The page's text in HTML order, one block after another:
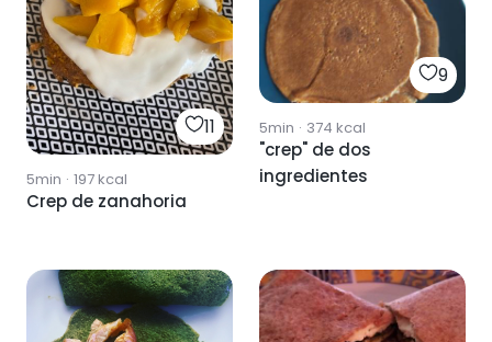
11
5min · 197kcal
Crep de zanahoria
9
5min · 374 kcal
"crep" de dos
ingredientes